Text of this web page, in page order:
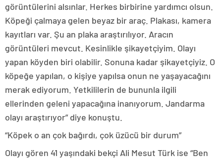
görüntülerini alsınlar. Herkes birbirine yardımcı olsun.
Köpeği çalmaya gelen beyaz bir araç. Plakası, kamera
kayıtları var. Şu an plaka araştırılıyor. Aracın
görüntüleri mevcut. Kesinlikle şikayetçiyim. Olayı
yapan köyden biri olabilir. Sonuna kadar şikayetçiyiz. O
köpeğe yapılan, o kişiye yapılsa onun ne yaşayacağını
merak ediyorum. Yetkililerin de bununla ilgili
ellerinden geleni yapacağına inanıyorum. Jandarma
olayı araştırıyor” diye konuştu.
“Köpek o an çok bağırdı, çok üzücü bir durum”
Olayı gören 41 yaşındaki bekçi Ali Mesut Türk ise “Ben